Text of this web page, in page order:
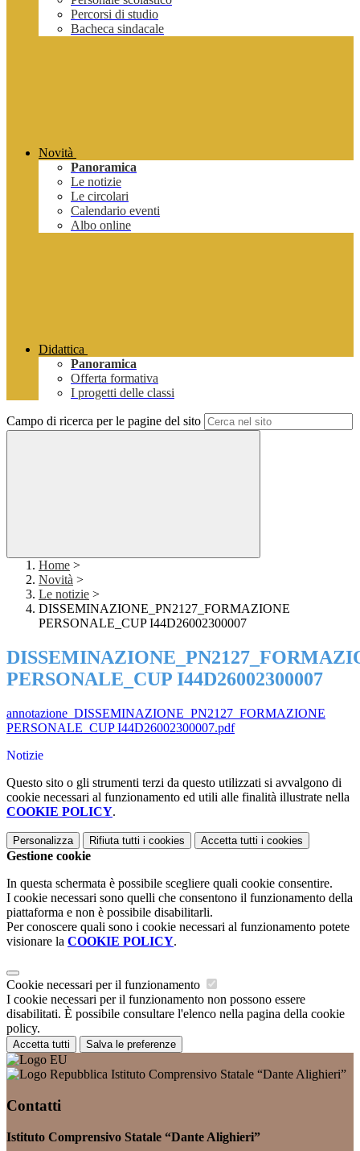
Percorsi di studio
Bacheca sindacale
Novità
Panoramica
Le notizie
Le circolari
Calendario eventi
Albo online
Didattica
Panoramica
Offerta formativa
I progetti delle classi
Campo di ricerca per le pagine del sito
Home >
Novità >
Le notizie >
DISSEMINAZIONE_PN2127_FORMAZIONE
PERSONALE_CUP I44D26002300007
PERSONALE_CUP I44D26002300007
annotazione_DISSEMINAZIONE_PN2127_FORMAZIONE
PERSONALE_CUP I44D26002300007.pdf
Notizie
Questo sito o gli strumenti terzi da questo utilizzati si avvalgono di
cookie necessari al funzionamento ed utili alle finalità illustrate nella
COOKIE POLICY.
Personalizza Rifiuta tutti i cookies Accetta tutti i cookies
Gestione cookie
In questa schermata è possibile scegliere quali cookie consentire.
I cookie necessari sono quelli che consentono il funzionamento della
piattaforma e non è possibile disabilitarli.
Per conoscere quali sono i cookie necessari al funzionamento potete
visionare la COOKIE POLICY.
Cookie necessari per il funzionamento
I cookie necessari per il funzionamento non possono essere
disabilitati. È possibile consultare l'elenco nella pagina della cookie
policy.
Accetta tutti Salva le preferenze
Istituto Comprensivo Statale “Dante Alighieri”
Contatti
Istituto Comprensivo Statale “Dante Alighieri”